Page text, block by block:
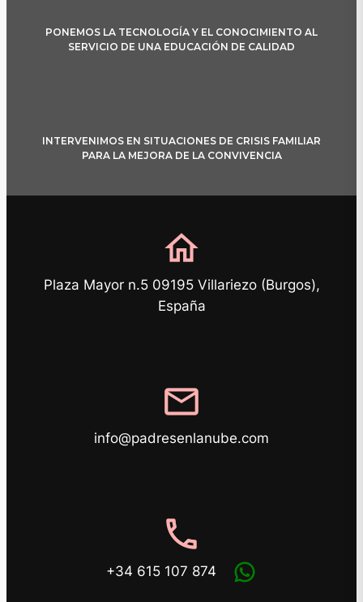
PONEMOS LA TECNOLOGÍA Y EL CONOCIMIENTO AL
SERVICIO DE UNA EDUCACIÓN DE CALIDAD
INTERVENIMOS EN SITUACIONES DE CRISIS FAMILIAR
PARA LA MEJORA DE LA CONVIVENCIA
home
Plaza Mayor n.5 09195 Villariezo (Burgos),
España
mail
info@padresenlanube.com
phone
+34 615 107 874